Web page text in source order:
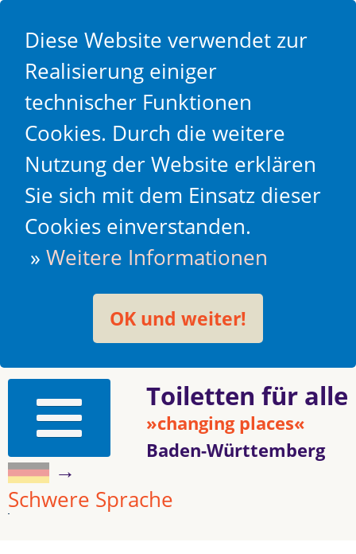
Diese Website verwendet zur
Realisierung einiger
technischer Funktionen
Cookies. Durch die weitere
Nutzung der Website erklären
Sie sich mit dem Einsatz dieser
Cookies einverstanden.
»Weitere Informationen
OK und weiter!
Toiletten für alle
»changing places«
Baden-Württemberg
→
Schwere Sprache